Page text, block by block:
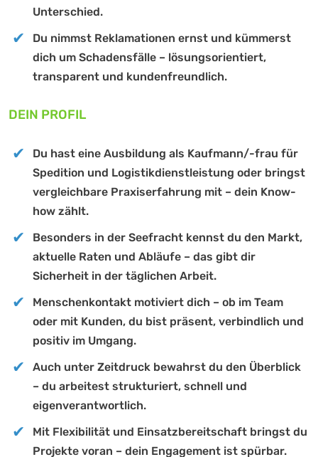
Unterschied.
Du nimmst Reklamationen ernst und kümmerst
dich um Schadensfälle – lösungsorientiert,
transparent und kundenfreundlich.
DEIN PROFIL
Du hast eine Ausbildung als Kaufmann/-frau für
Spedition und Logistikdienstleistung oder bringst
vergleichbare Praxiserfahrung mit – dein Know-
how zählt.
Besonders in der Seefracht kennst du den Markt,
aktuelle Raten und Abläufe – das gibt dir
Sicherheit in der täglichen Arbeit.
Menschenkontakt motiviert dich – ob im Team
oder mit Kunden, du bist präsent, verbindlich und
positiv im Umgang.
Auch unter Zeitdruck bewahrst du den Überblick
– du arbeitest strukturiert, schnell und
eigenverantwortlich.
Mit Flexibilität und Einsatzbereitschaft bringst du
Projekte voran – dein Engagement ist spürbar.